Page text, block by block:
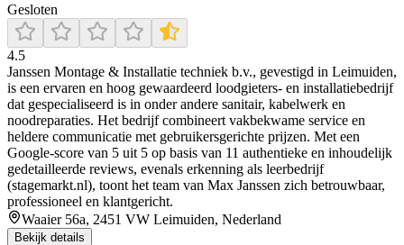
Gesloten
4.5
Janssen Montage & Installatie techniek b.v., gevestigd in Leimuiden,
is een ervaren en hoog gewaardeerd loodgieters- en installatiebedrijf
dat gespecialiseerd is in onder andere sanitair, kabelwerk en
noodreparaties. Het bedrijf combineert vakbekwame service en
heldere communicatie met gebruikersgerichte prijzen. Met een
Google-score van 5 uit 5 op basis van 11 authentieke en inhoudelijk
gedetailleerde reviews, evenals erkenning als leerbedrijf
(stagemarkt.nl), toont het team van Max Janssen zich betrouwbaar,
professioneel en klantgericht.
Waaier 56a, 2451 VW Leimuiden, Nederland
Bekijk details